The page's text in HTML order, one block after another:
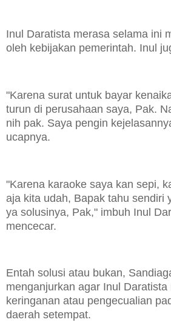
Inul Daratista merasa selama ini
oleh kebijakan pemerintah. Inul
"Karena surat untuk bayar
turun di perusahaan saya, Pak.
nih pak. Saya pengin
ucapnya.
"Karena karaoke saya kan sepi,
aja kita udah, Bapak tahu sendiri
ya solusinya, Pak," imbuh Inul
mencecar.
Entah solusi atau bukan,
menganjurkan agar Inul Daratista
keringanan atau pengecualian
daerah setempat.